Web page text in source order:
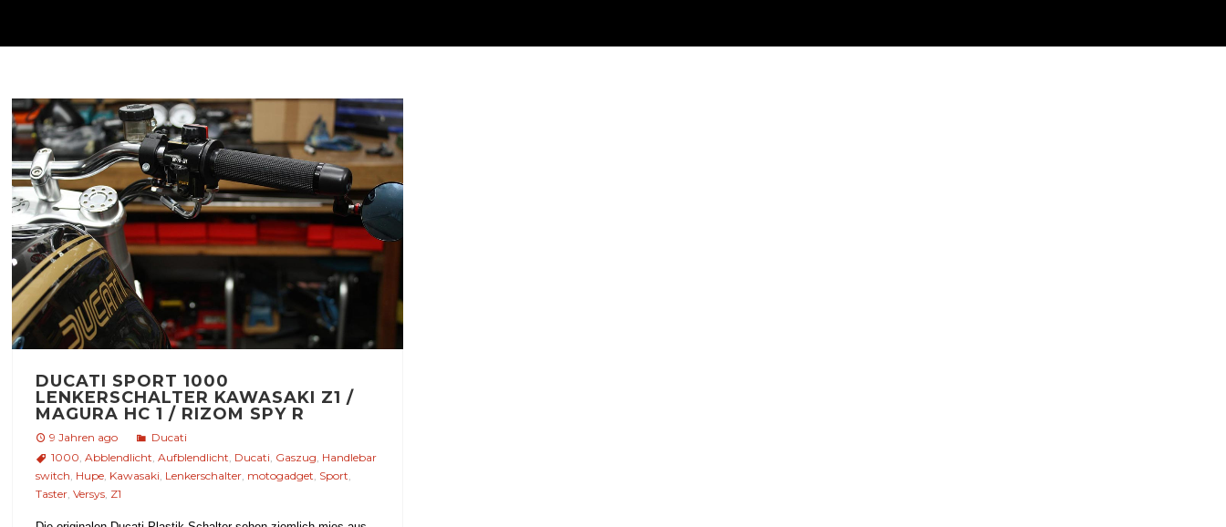
DUCATI SPORT 1000
LENKERSCHALTER KAWASAKI Z1 /
MAGURA HC 1 / RIZOM SPY R
9 Jahren ago
Ducati
1000 ,Abblendlicht ,Aufblendlicht Ducati Gaszug Handlebar
switch Hupe Kawasaki Lenkerschalter motogadget Sport
Taster ,Versys Z1